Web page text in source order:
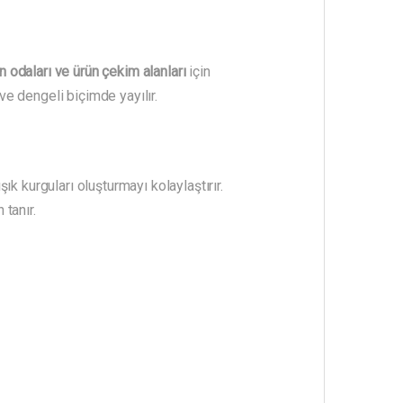
odaları ve ürün çekim alanlarıiçin
dengeli biçimde yayılır.
kurguları oluşturmayı kolaylaştırır.